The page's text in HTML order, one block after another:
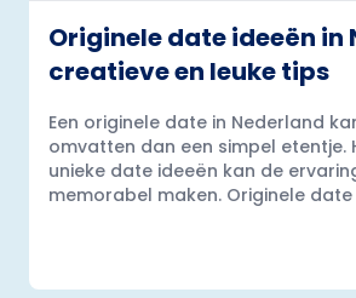
Originele date ideeën in
creatieve en leuke tips
Een originele date in Nederland
omvatten dan een simpel etentje.
unieke date ideeën kan de
memorabel maken. Originele date